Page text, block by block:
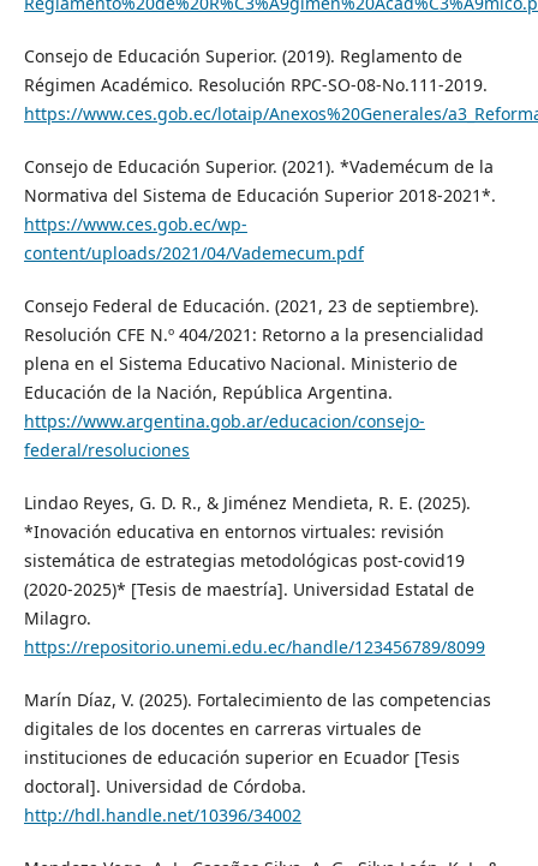
Consejo de Educación Superior. (2019). Reglamento de
Régimen Académico. Resolución RPC-SO-08-No.111-2019.
https://www.ces.gob.ec/lotaip/Anexos%20Generales/
Consejo de Educación Superior. (2021). *Vademécum de la
Normativa del Sistema de Educación Superior 2018-2021*.
https://www.ces.gob.ec/wp-
content/uploads/2021/04/Vademecum.pdf
Consejo Federal de Educación. (2021, 23 de septiembre).
Resolución CFE N.º 404/2021: Retorno a la presencialidad
plena en el Sistema Educativo Nacional. Ministerio de
Educación de la Nación, República Argentina.
https://www.argentina.gob.ar/educacion/consejo-
federal/resoluciones
Lindao Reyes, G. D. R., & Jiménez Mendieta, R. E. (2025).
*Inovación educativa en entornos virtuales: revisión
sistemática de estrategias metodológicas post-covid19
(2020-2025)* [Tesis de maestría]. Universidad Estatal de
Milagro.
https://repositorio.unemi.edu.ec/handle/123456789/8099
Marín Díaz, V. (2025). Fortalecimiento de las competencias
digitales de los docentes en carreras virtuales de
instituciones de educación superior en Ecuador [Tesis
doctoral]. Universidad de Córdoba.
http://hdl.handle.net/10396/34002